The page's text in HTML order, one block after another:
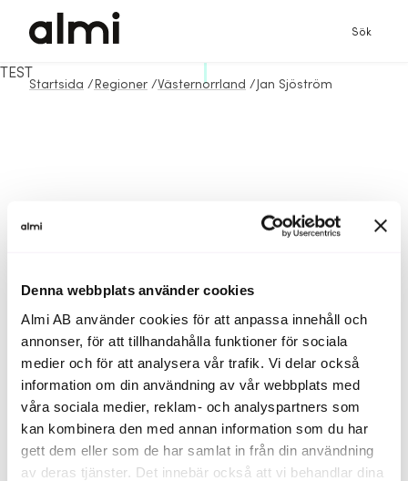
Denna webbplats använder cookies
Almi AB använder cookies för att anpassa innehåll och
annonser, för att tillhandahålla funktioner för sociala
medier och för att analysera vår trafik. Vi delar också
information om din användning av vår webbplats med
våra sociala medier, reklam- och analyspartners som
kan kombinera den med annan information som du har
gett dem eller som de har samlat in från din användning
av deras tjänster. Det innebär också att vi behandlar dina
Sök
Startsida / Regioner /Västernorrland / Jan Sjöström
TEST